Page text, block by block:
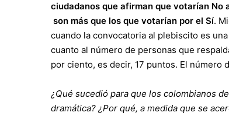
ciudadanos que afirman que votarían No
son más que los que votarían por el Sí.
cuando la convocatoria al plebiscito es
cuanto al número de personas que
por ciento, es decir, 17 puntos. El número
¿Qué sucedió para que los colombianos
dramática? ¿Por qué, a medida que se